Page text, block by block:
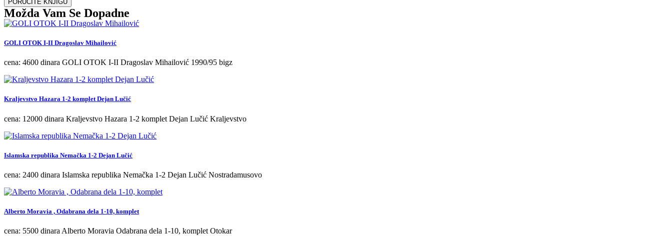
PORUČITE KNJIGU
Možda Vam Se Dopadne
GOLI OTOK I-II Dragoslav Mihailović
cena: 4600 dinara GOLI OTOK I-II Dragoslav Mihailović 1990/95 bigz
Kraljevstvo Hazara 1-2 komplet Dejan Lučić
cena: 12000 dinara Kraljevstvo Hazara 1-2 komplet Dejan Lučić Kraljevstvo
Islamska republika Nemačka 1-2 Dejan Lučić
cena: 2400 dinara Islamska republika Nemačka 1-2 Dejan Lučić Nostradamusovo
Alberto Moravia , Odabrana dela 1-10, komplet
cena: 5500 dinara Alberto Moravia Odabrana dela 1-10, komplet Otokar